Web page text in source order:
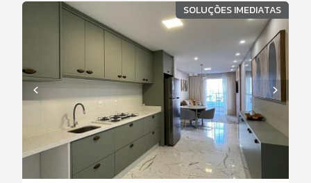
SOLUÇÕES IMEDIATAS